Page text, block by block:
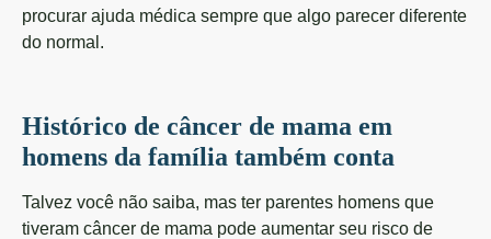
procurar ajuda médica sempre que algo parecer diferente
do normal.
Histórico de câncer de mama em
homens da família também conta
Talvez você não saiba, mas ter parentes homens que
tiveram câncer de mama pode aumentar seu risco de